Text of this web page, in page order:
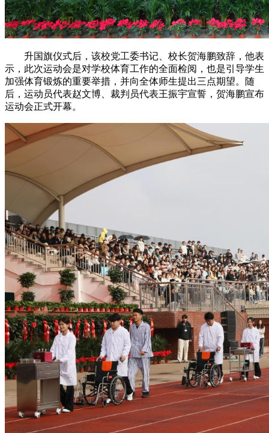
升国旗仪式后，该校党工委书记、校长贺海鹏致辞，他表
示，此次运动会是对学校体育工作的全面检阅，也是引导学生
加强体育锻炼的重要举措，并向全体师生提出三点期望。随
后，运动员代表赵文博、裁判员代表王振宇宣誓，贺海鹏宣布
运动会正式开幕。